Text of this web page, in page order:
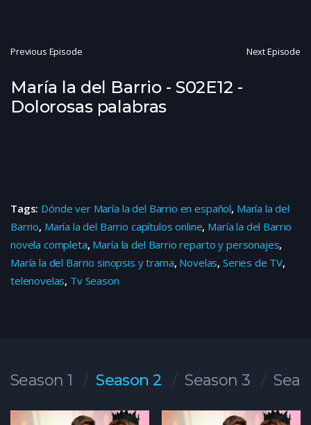
Previous Episode Next Episode
María la del Barrio - S02E12 -
Dolorosas palabras
Tags: Dónde ver María la del Barrio en español, María la del
Barrio, María la del Barrio capítulos online, María la del Barrio
novela completa, María la del Barrio reparto y personajes,
María la del Barrio sinopsis y trama, Novelas, Series de TV,
telenovelas, Tv Season
Season 1 Season 2 Season 3